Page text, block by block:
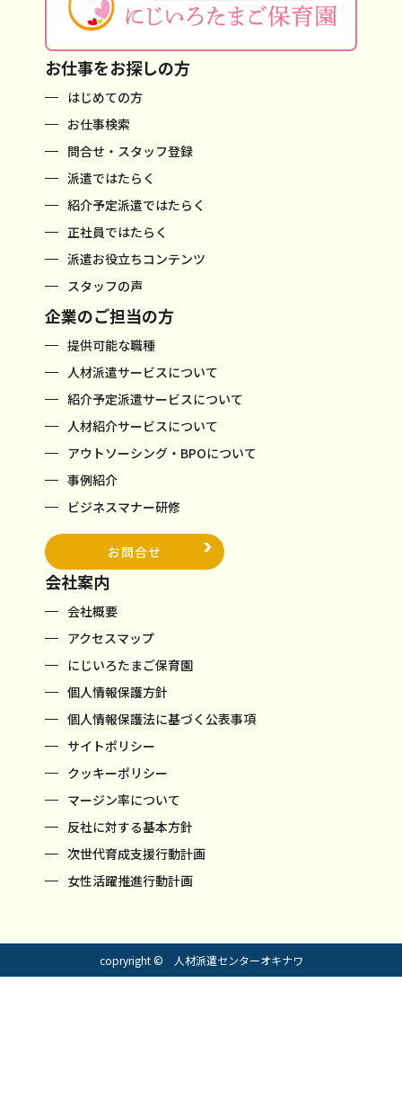
お仕事をお探しの方
はじめての方
お仕事検索
問合せ・スタッフ登録
派遣ではたらく
紹介予定派遣ではたらく
正社員ではたらく
派遣お役立ちコンテンツ
スタッフの声
企業のご担当の方
提供可能な職種
人材派遣サービスについて
紹介予定派遣サービスについて
人材紹介サービスについて
アウトソーシング・BPOについて
事例紹介
ビジネスマナー研修
お問合せ
会社案内
会社概要
アクセスマップ
にじいろたまご保育園
個人情報保護方針
個人情報保護法に基づく公表事項
サイトポリシー
クッキーポリシー
マージン率について
反社に対する基本方針
次世代育成支援行動計画
女性活躍推進行動計画
copryright © 人材派遣センターオキナワ